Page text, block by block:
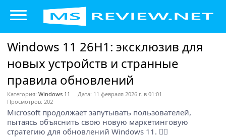
Windows 11 26H1: эксклюзив для
новых устройств и странные
правила обновлений
Категория: Windows 11
Дата: 11 февраля 2026 г. в 01:01
Просмотров: 202
Microsoft продолжает запутывать пользователей,
пытаясь объяснить свою новую маркетинговую
стратегию для обновлений Windows 11. 🤷‍♂️